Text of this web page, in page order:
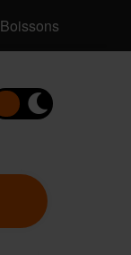
Boissons